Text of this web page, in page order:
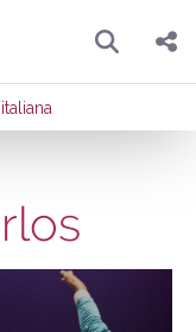
Pesquisar
Compartilhar
Enviar por Whatsapp
Publicar no Facebook